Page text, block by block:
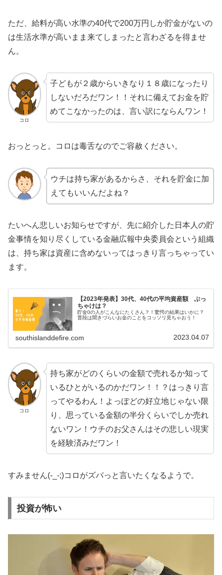
ただ、給料が高い水準の40代で200万円しか貯金がないの
は生活水準が高いまま来てしまったと言わざるを得ませ
ん。
コロ
子どもが２歳からいきなり１８歳になったり
しないだろだワン！！それに備えてお金を貯
めてこなかったのは、言い訳にならんワン！
おっとっと。コロは毒舌なのでご容赦ください。
ウチは持ち家があるからさ、それを貯金に加
えてもいいんだよね？
たいへん悲しいお知らせですが、先に紹介した日本人の貯
金事情を知り尽くしている金融広報中央委員会という組織
は、持ち家は資産に含めないってはっきり言っちゃってい
ます。
【2023年発表】30代、40代の平均資産額 ぶっ
ちゃけは？
貯金0の人がこんなにたくさん？！驚愕の結果はいかに？
普段は聞きづらいお金のことをコッソリ見ちゃおう！
southislanddefire.com 2023.04.07
コロ
持ち家がどのくらいの金額で売れるか知って
いるひとがいるのかだワン！！？はっきり言
ってやるわん！よっぽどの好立地じゃない限
り、思っている金額の半分くらいでしか売れ
ないワン！ウチのお父さんはその悲しい現実
を経験済みだワン！
すみません(-_-;)コロがズバっと言いたくなるようで。
投資が怖い